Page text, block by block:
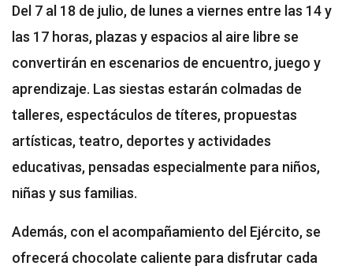
Del 7 al 18 de julio, de lunes a viernes entre las 14 y
las 17 horas, plazas y espacios al aire libre se
convertirán en escenarios de encuentro, juego y
aprendizaje. Las siestas estarán colmadas de
talleres, espectáculos de títeres, propuestas
artísticas, teatro, deportes y actividades
educativas, pensadas especialmente para niños,
niñas y sus familias.
Además, con el acompañamiento del Ejército, se
ofrecerá chocolate caliente para disfrutar cada